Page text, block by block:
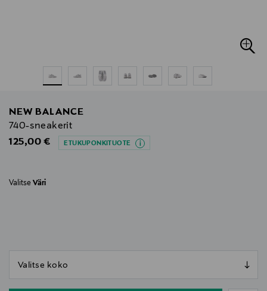
NEW BALANCE
740-sneakerit
Original Price
125,00 € ETUKUPONKITUOTE
Valitse Väri